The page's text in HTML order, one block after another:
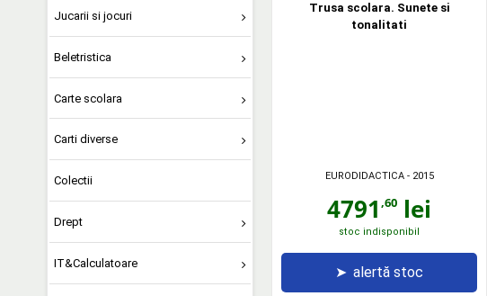
Jucarii si jocuri
Beletristica
Carte scolara
Carti diverse
Colectii
Drept
IT&Calculatoare
Trusa scolara. Sunete si
tonalitati
EURODIDACTICA- 2015
4791 ,60 lei
stoc indisponibil
➤ alertă stoc